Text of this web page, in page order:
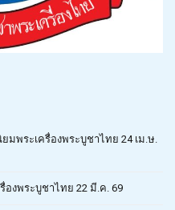
พระเครื่องพระบูชาไทย 24 เม.ษ.
งพระบูชาไทย 22 มี.ค. 69